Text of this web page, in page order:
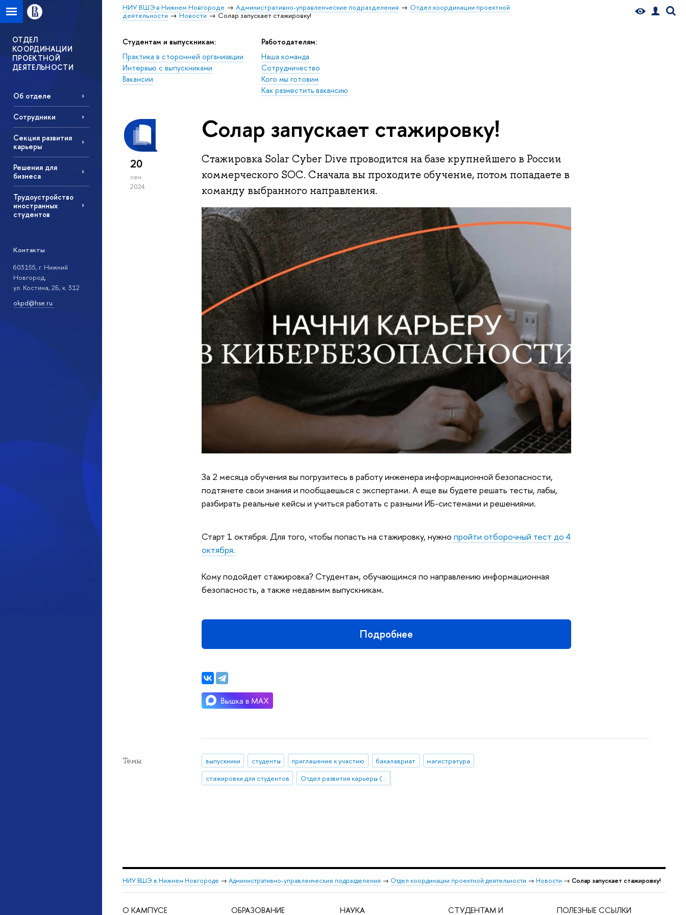
НИУ ВШЭ в Нижнем Новгороде Административно-управленческие подразделения
Отдел координации проектной
деятельности
Новости Солар запускает стажировку!
ОТДЕЛ
КООРДИНАЦИИ
ПРОЕКТНОЙ
ДЕЯТЕЛЬНОСТИ
Об отделе
Сотрудники
Секция развития
карьеры
Решения для
бизнеса
Трудоустройство
иностранных
студентов
Контакты
603155, г. Нижний
Новгород,
ул. Костина, 2Б, к. 312
okpd@hse.ru
Студентам и выпускникам:
Практика в сторонней организации
Интервью с выпускниками
Вакансии
Работодателям:
Наша команда
Сотрудничество
Кого мы готовим
Как разместить вакансию
20
сен
2024
Солар запускает стажировку!
Стажировка Solar Cyber Dive проводится на базе крупнейшего в России
коммерческого SOC. Сначала вы проходите обучение, потом попадаете в
команду выбранного направления.
За 2 месяца обучения вы погрузитесь в работу инженера информационной безопасности,
подтянете свои знания и пообщаешься с экспертами. А еще вы будете решать тесты, лабы,
разбирать реальные кейсы и учиться работать с разными ИБ-системами и решениями.
Старт 1 октября. Для того, чтобы попасть на стажировку, нужно пройти отборочный тест до 4
октября.
Кому подойдет стажировка? Студентам, обучающимся по направлению информационная
безопасность, а также недавним выпускникам.
Подробнее
Темы выпускники студенты приглашение к участию бакалавриат
магистратура
стажировки для студентов
Отдел развития карьеры (Нижний Новгород)
НИУ ВШЭ в Нижнем Новгороде → Административно-управленческие подразделения → Отдел координации проектной деятельности → Новости → Солар запускает стажировку!
О КАМПУСЕ ОБРАЗОВАНИЕ НАУКА
СТУДЕНТАМ И
ПОЛЕЗНЫЕ ССЫЛКИ